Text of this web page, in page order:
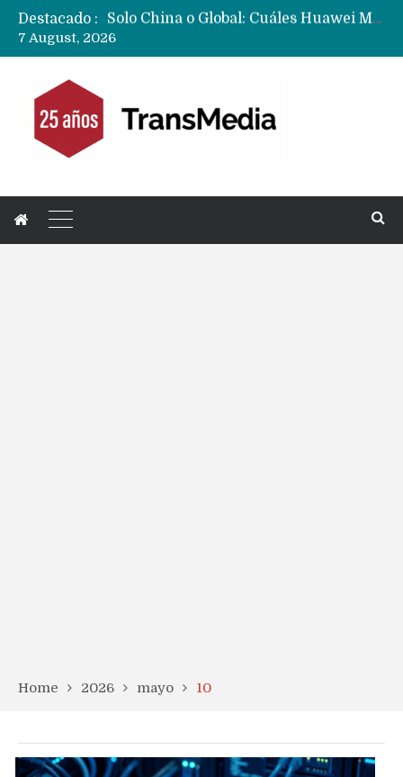
Destacado :
Data Centers de Huawei en Chile, México, Brasil,Perú y Argentina podrían verse afectados por arremetida de EE.UU
7 August, 2026
Home 2026 mayo 10